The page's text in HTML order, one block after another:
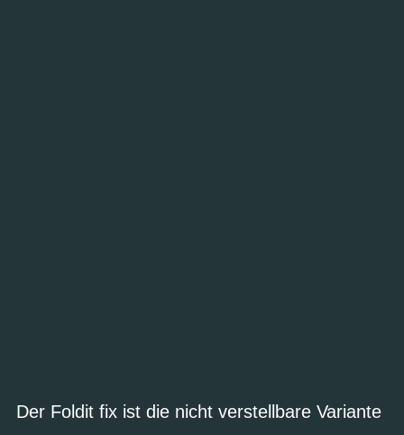
Der Foldit fix ist die nicht verstellbare Variante